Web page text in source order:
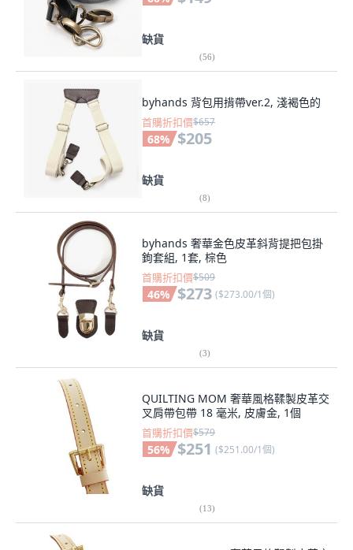
缺貨
(56)
byhands 背包用揹帶ver.2, 淺褐色的
首購折扣價$657
68% $205
缺貨
(8)
byhands 奢華金色皮革斜背提把包掛
鉤套組, 1套, 棕色
首購折扣價$509
46% $273 ($273.00/1個)
缺貨
(3)
QUILTING MOM 奢華風格鞣製皮革交
叉肩帶包帶 18 毫米, 皮膚金, 1個
首購折扣價$579
56% $251 ($251.00/1個)
缺貨
(13)